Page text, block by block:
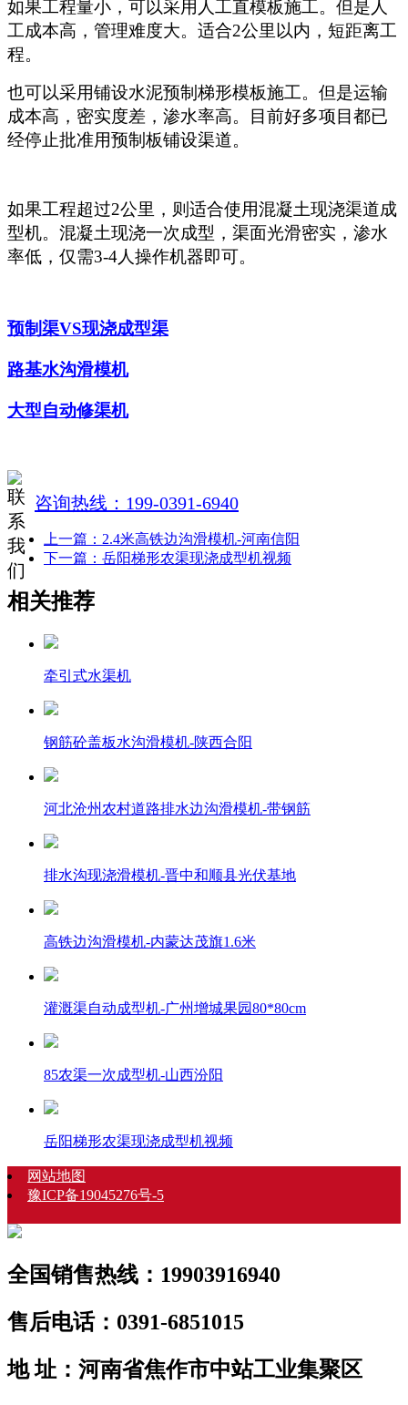
如果工程量小，可以采用人工直模板施工。但是人
工成本高，管理难度大。适合2公里以内，短距离工
程。
也可以采用铺设水泥预制梯形模板施工。但是运输
成本高，密实度差，渗水率高。目前好多项目都已
经停止批准用预制板铺设渠道。
如果工程超过2公里，则适合使用混凝土现浇渠道成
型机。混凝土现浇一次成型，渠面光滑密实，渗水
率低，仅需3-4人操作机器即可。
预制渠VS现浇成型渠
路基水沟滑模机
大型自动修渠机
咨询热线：199-0391-6940
上一篇：2.4米高铁边沟滑模机-河南信阳
下一篇：岳阳梯形农渠现浇成型机视频
相关推荐
牵引式水渠机
钢筋砼盖板水沟滑模机-陕西合阳
河北沧州农村道路排水边沟滑模机-带钢筋
排水沟现浇滑模机-晋中和顺县光伏基地
高铁边沟滑模机-内蒙达茂旗1.6米
灌溉渠自动成型机-广州增城果园80*80cm
85农渠一次成型机-山西汾阳
岳阳梯形农渠现浇成型机视频
网站地图
豫ICP备19045276号-5
全国销售热线：19903916940
售后电话：0391-6851015
地 址：河南省焦作市中站工业集聚区